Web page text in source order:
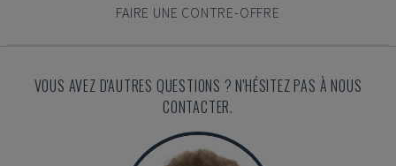
FAIRE UNE CONTRE-OFFRE
VOUS AVEZ D'AUTRES QUESTIONS ? N'HÉSITEZ PAS À NOUS
CONTACTER.